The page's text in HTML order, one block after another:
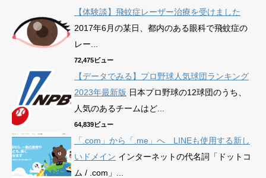
【体験談】飛蚊症レーザー治療を受けました
2017年6月の某日、都内のある眼科で飛蚊症の
レー...
72,475ビュー
【データでみる】プロ野球人気球団ランキング
2023年最新版 日本プロ野球の12球団のうち、
人気のあるチームはど...
64,839ビュー
「.com」から「.me」へ LINEも使用する新し
いドメイン インターネットの代名詞「ドットコ
ム / .com」...